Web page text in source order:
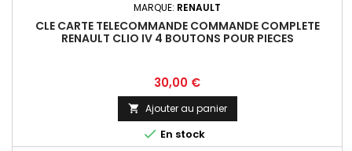
MARQUE: RENAULT
CLE CARTE TELECOMMANDE COMMANDE COMPLETE
RENAULT CLIO IV 4 BOUTONS POUR PIECES
Prix
30,00 €
 Ajouter au panier
 En stock